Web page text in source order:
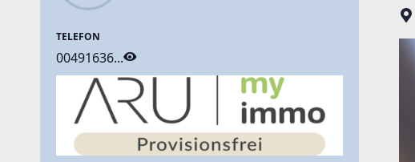
TELEFON
00491636...